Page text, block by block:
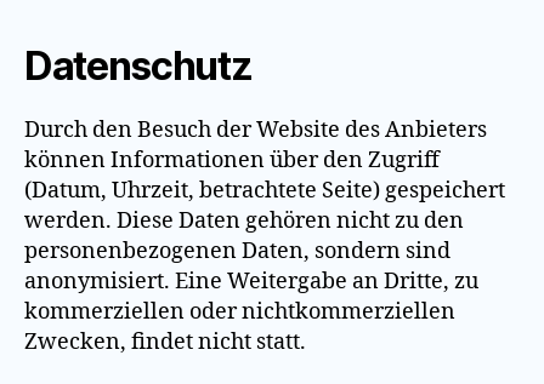
Datenschutz
Durch den Besuch der Website des Anbieters
können Informationen über den Zugriff
(Datum, Uhrzeit, betrachtete Seite) gespeichert
werden. Diese Daten gehören nicht zu den
personenbezogenen Daten, sondern sind
anonymisiert. Eine Weitergabe an Dritte, zu
kommerziellen oder nichtkommerziellen
Zwecken, findet nicht statt.